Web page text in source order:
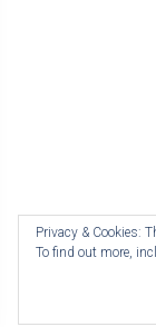
Privacy & Cookies:
To find out more,